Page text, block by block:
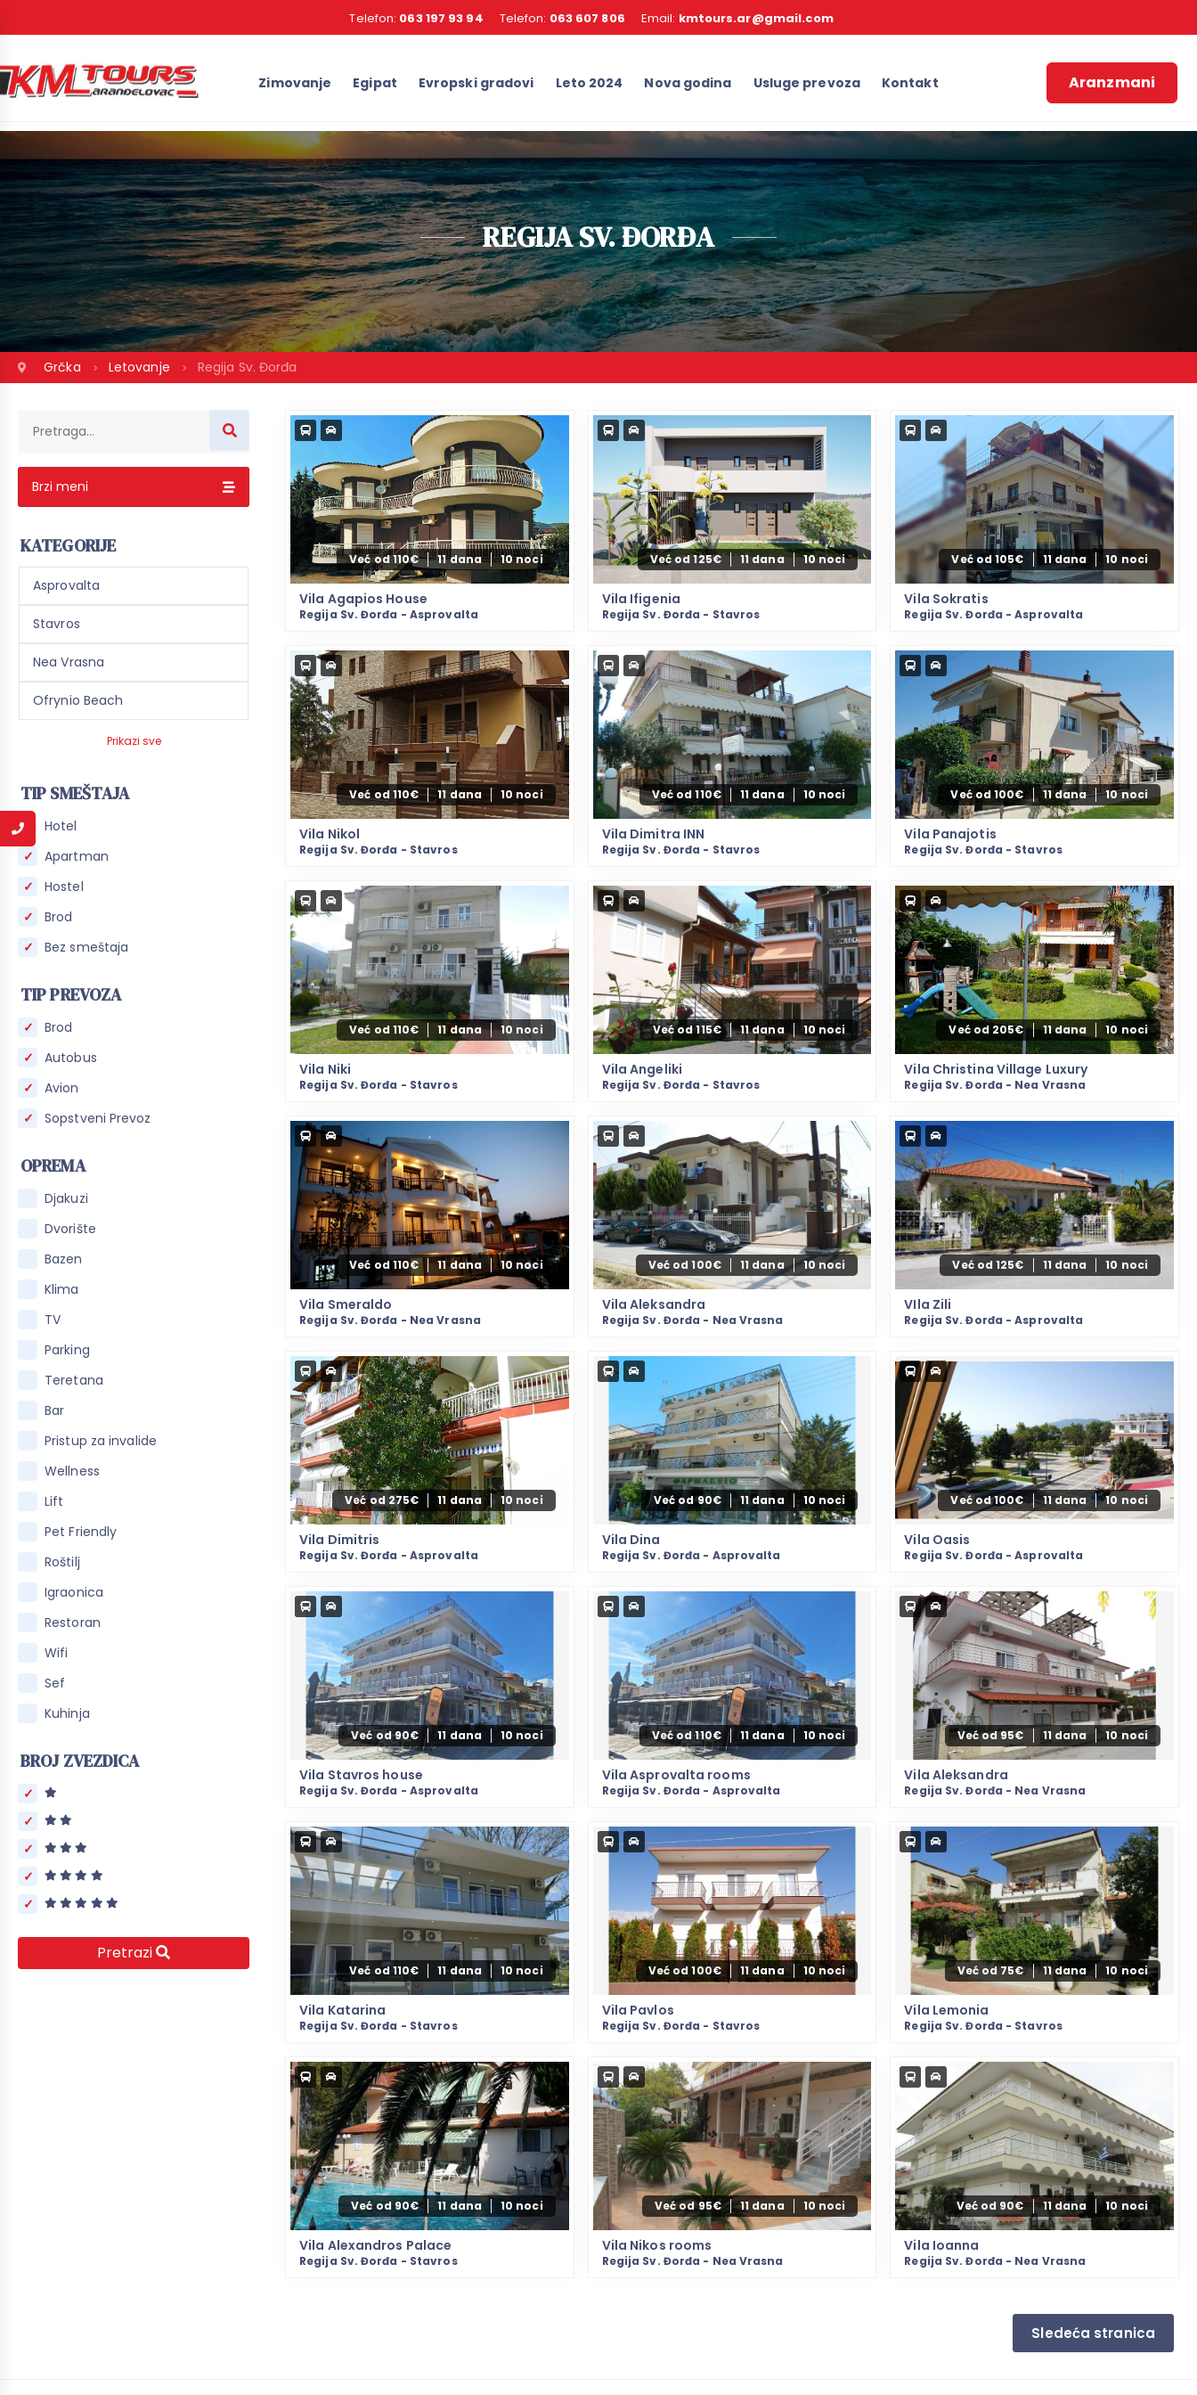
Telefon: 063 197 93 94 Telefon: 063 607 806 Email: kmtours.ar@gmail.com
Zimovanje Egipat Evropski gradovi Leto 2024 Nova godina Usluge prevoza Kontakt Aranzmani
REGIJA SV. ĐORĐA
Grčka Letovanje Regija Sv. Đorđa
Brzi meni
KATEGORIJE
Asprovalta
Stavros
Nea Vrasna
Ofrynio Beach
Prikazi sve
TIP SMEŠTAJA
Hotel
Apartman
Hostel
Brod
Bez smeštaja
TIP PREVOZA
Brod
Autobus
Avion
Sopstveni Prevoz
OPREMA
Djakuzi
Dvorište
Bazen
Klima
TV
Parking
Teretana
Bar
Pristup za invalide
Wellness
Lift
Pet Friendly
Roštilj
Igraonica
Restoran
Wifi
Sef
Kuhinja
BROJ ZVEZDICA
Pretrazi
Već od 110€ 11 dana 10 noci
Vila Agapios House
Regija Sv. Đorđa - Asprovalta
Već od 125€ 11 dana 10 noci
Vila Ifigenia
Regija Sv. Đorđa - Stavros
Već od 105€ 11 dana 10 noci
Vila Sokratis
Regija Sv. Đorđa - Asprovalta
Već od 110€ 11 dana 10 noci
Vila Nikol
Regija Sv. Đorđa - Stavros
Već od 110€ 11 dana 10 noci
Vila Dimitra INN
Regija Sv. Đorđa - Stavros
Već od 100€ 11 dana 10 noci
Vila Panajotis
Regija Sv. Đorđa - Stavros
Već od 110€ 11 dana 10 noci
Vila Niki
Regija Sv. Đorđa - Stavros
Već od 115€ 11 dana 10 noci
Vila Angeliki
Regija Sv. Đorđa - Stavros
Već od 205€ 11 dana 10 noci
Vila Christina Village Luxury
Regija Sv. Đorđa - Nea Vrasna
Već od 110€ 11 dana 10 noci
Vila Smeraldo
Regija Sv. Đorđa - Nea Vrasna
Već od 100€ 11 dana 10 noci
Vila Aleksandra
Regija Sv. Đorđa - Nea Vrasna
Već od 125€ 11 dana 10 noci
VIla Zili
Regija Sv. Đorđa - Asprovalta
Već od 275€ 11 dana 10 noci
Vila Dimitris
Regija Sv. Đorđa - Asprovalta
Već od 90€ 11 dana 10 noci
Vila Dina
Regija Sv. Đorđa - Asprovalta
Već od 100€ 11 dana 10 noci
Vila Oasis
Regija Sv. Đorđa - Asprovalta
Već od 90€ 11 dana 10 noci
Vila Stavros house
Regija Sv. Đorđa - Asprovalta
Već od 110€ 11 dana 10 noci
Vila Asprovalta rooms
Regija Sv. Đorđa - Asprovalta
Već od 95€ 11 dana 10 noci
Vila Aleksandra
Regija Sv. Đorđa - Nea Vrasna
Već od 110€ 11 dana 10 noci
Vila Katarina
Regija Sv. Đorđa - Stavros
Već od 100€ 11 dana 10 noci
Vila Pavlos
Regija Sv. Đorđa - Stavros
Već od 75€ 11 dana 10 noci
Vila Lemonia
Regija Sv. Đorđa - Stavros
Već od 90€ 11 dana 10 noci
Vila Alexandros Palace
Regija Sv. Đorđa - Stavros
Već od 95€ 11 dana 10 noci
Vila Nikos rooms
Regija Sv. Đorđa - Nea Vrasna
Već od 90€ 11 dana 10 noci
Vila Ioanna
Regija Sv. Đorđa - Nea Vrasna
Sledeća stranica